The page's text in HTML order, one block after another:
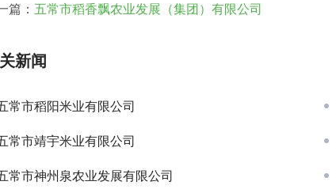
篇： 五常市稻香飘农业发展（集团）有限公司
新闻
常市稻阳米业有限公司
常市靖宇米业有限公司
常市神州泉农业发展有限公司